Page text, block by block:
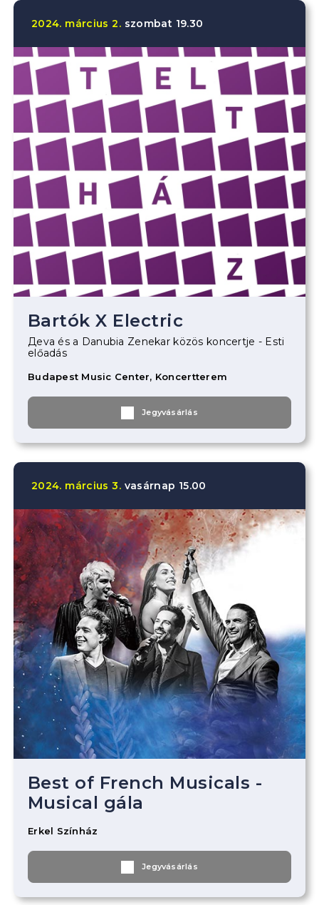
2024. március 2. szombat 19.30
Bartók X Electric
Дeva és a Danubia Zenekar közös koncertje - Esti
előadás
Budapest Music Center, Koncertterem
Jegyvásárlás
2024. március 3. vasárnap 15.00
Best of French Musicals -
Musical gála
Erkel Színház
Jegyvásárlás